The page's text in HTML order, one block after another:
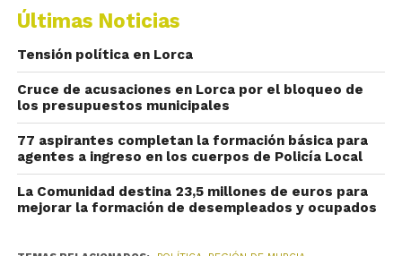
Últimas Noticias
Tensión política en Lorca
Cruce de acusaciones en Lorca por el bloqueo de
los presupuestos municipales
77 aspirantes completan la formación básica para
agentes a ingreso en los cuerpos de Policía Local
La Comunidad destina 23,5 millones de euros para
mejorar la formación de desempleados y ocupados